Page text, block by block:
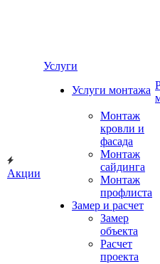
Акции
Услуги
Услуги монтажа
Монтаж
кровли и
фасада
Монтаж
сайдинга
Монтаж
профлиста
Замер и расчет
Замер
объекта
Расчет
проекта